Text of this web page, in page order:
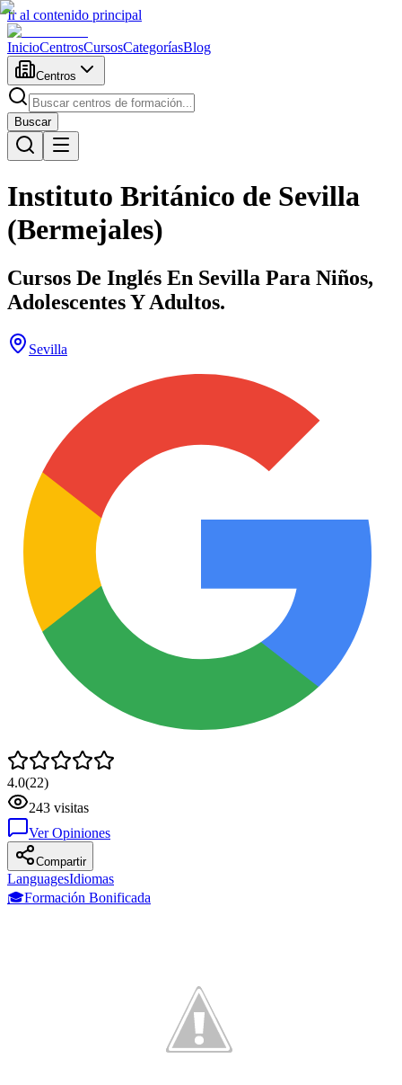
Ir al contenido principal
InicioCentrosCursosCategoríasBlog
Centros
Buscar
Instituto Británico de Sevilla
(Bermejales)
Cursos De Inglés En Sevilla Para Niños,
Adolescentes Y Adultos.
Sevilla
4.0(22)
243 visitas
Ver Opiniones
Compartir
LanguagesIdiomas
🎓Formación Bonificada